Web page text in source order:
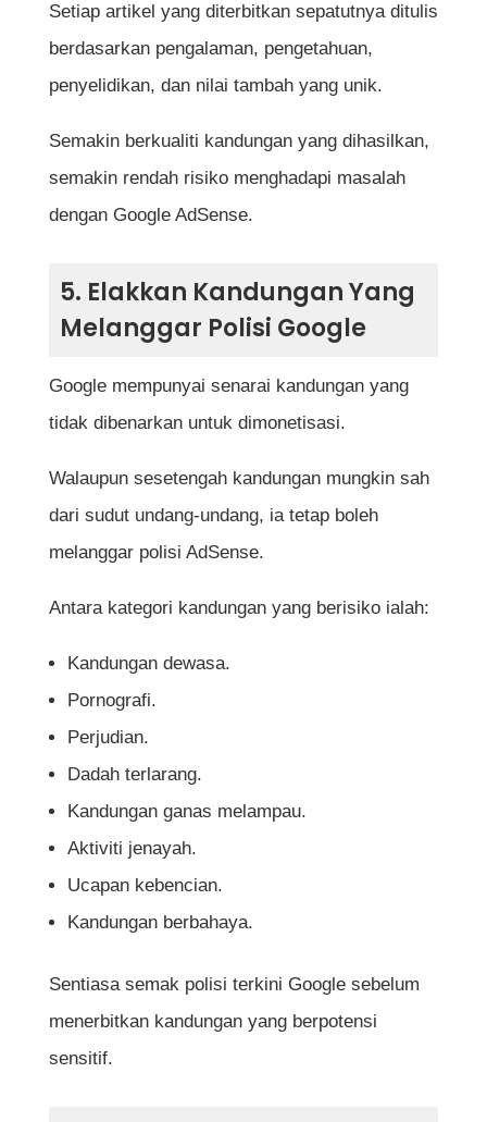
Setiap artikel yang diterbitkan sepatutnya ditulis
berdasarkan pengalaman, pengetahuan,
penyelidikan, dan nilai tambah yang unik.
Semakin berkualiti kandungan yang dihasilkan,
semakin rendah risiko menghadapi masalah
dengan Google AdSense.
5. Elakkan Kandungan Yang
Melanggar Polisi Google
Google mempunyai senarai kandungan yang
tidak dibenarkan untuk dimonetisasi.
Walaupun sesetengah kandungan mungkin sah
dari sudut undang-undang, ia tetap boleh
melanggar polisi AdSense.
Antara kategori kandungan yang berisiko ialah:
Kandungan dewasa.
Pornografi.
Perjudian.
Dadah terlarang.
Kandungan ganas melampau.
Aktiviti jenayah.
Ucapan kebencian.
Kandungan berbahaya.
Sentiasa semak polisi terkini Google sebelum
menerbitkan kandungan yang berpotensi
sensitif.